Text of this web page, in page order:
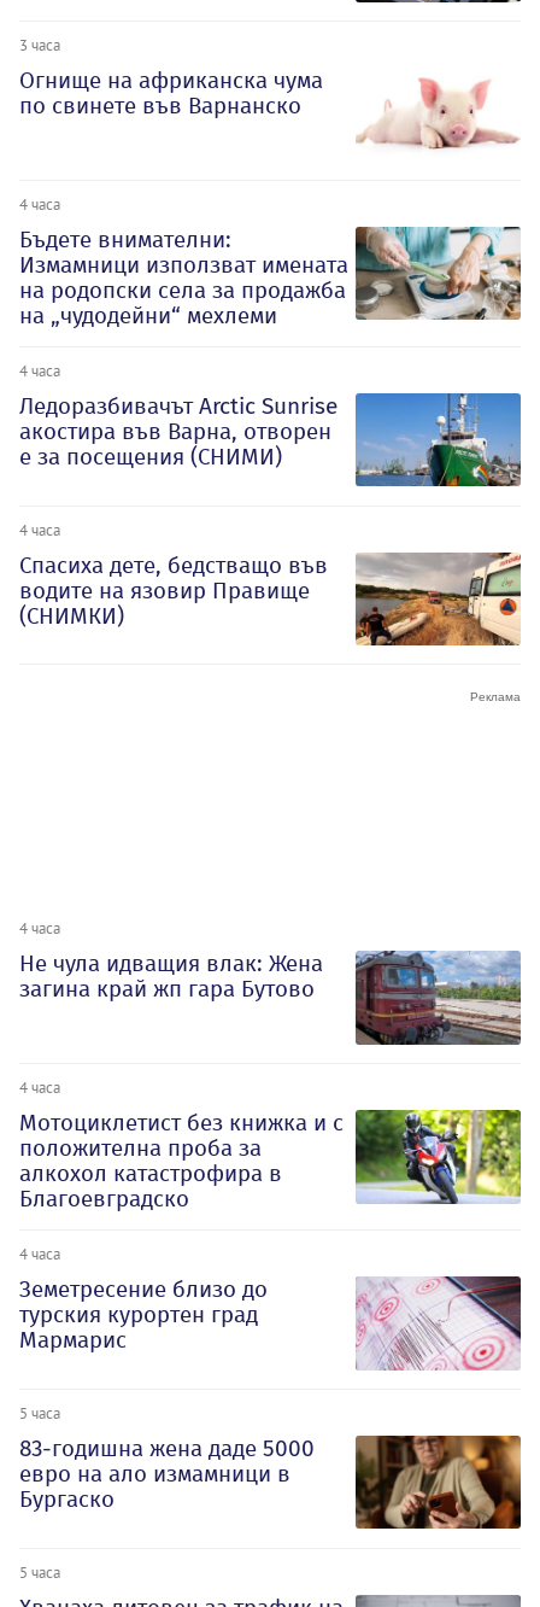
3 часа
Огнище на африканска чума
по свинете във Варнанско
4 часа
Бъдете внимателни:
Измамници използват имената
на родопски села за продажба
на „чудодейни“ мехлеми
4 часа
Ледоразбивачът Arctic Sunrise
акостира във Варна, отворен
е за посещения (СНИМИ)
4 часа
Спасиха дете, бедстващо във
водите на язовир Правище
(СНИМКИ)
4 часа
Не чула идващия влак: Жена
загина край жп гара Бутово
4 часа
Мотоциклетист без книжка и с
положителна проба за
алкохол катастрофира в
Благоевградско
4 часа
Земетресение близо до
турския курортен град
Мармарис
5 часа
83-годишна жена даде 5000
евро на ало измамници в
Бургаско
5 часа